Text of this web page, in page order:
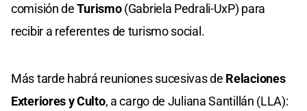
comisión deTurismo(Gabriela Pedrali-UxP) para
recibir a referentes de turismo social.
Más tarde habrá reuniones sucesivas de Relaciones
Exteriores y Culto, a cargo de Juliana Santillán (LLA):